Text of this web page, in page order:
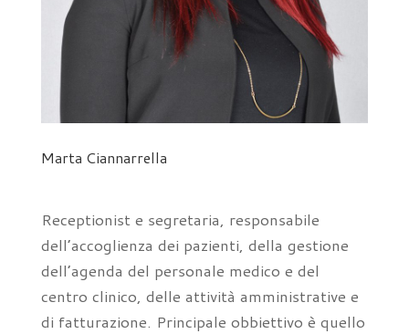
Marta Ciannarrella
Receptionist e segretaria, responsabile
dell’accoglienza dei pazienti, della gestione
dell’agenda del personale medico e del
centro clinico, delle attività amministrative e
di fatturazione. Principale obbiettivo è quello